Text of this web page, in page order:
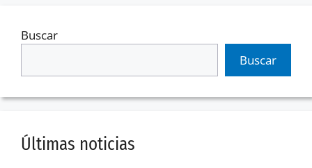
Buscar
Buscar
Últimas noticias